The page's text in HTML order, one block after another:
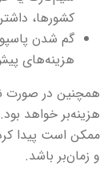
کشورها،
گم شدن
هزینه‌های
همچنین در صورت
هزینه‌بر خواهد
ممکن است پیدا
و زمان‌بر باشد.